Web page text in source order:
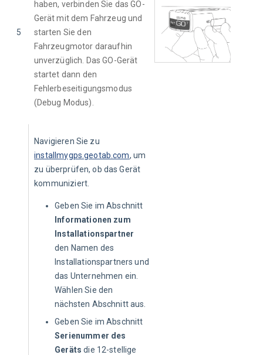
5
haben, verbinden Sie das GO-
Gerät mit dem Fahrzeug und
starten Sie den
Fahrzeugmotor daraufhin
unverzüglich. Das GO-Gerät
startet dann den
Fehlerbeseitigungsmodus
(Debug Modus).
Navigieren Sie zu
installmygps.geotab.com, um
zu überprüfen, ob das Gerät
kommuniziert.
Geben Sie im Abschnitt
Informationen zum
Installationspartner
den Namen des
Installationspartners und
das Unternehmen ein.
Wählen Sie den
nächsten Abschnitt aus.
Geben Sie im Abschnitt
Serienummer des
Geräts die 12-stellige